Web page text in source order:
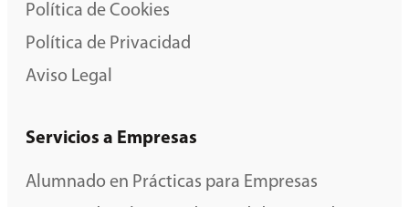
Política de Cookies
Política de Privacidad
Aviso Legal
Servicios a Empresas
Alumnado en Prácticas para Empresas